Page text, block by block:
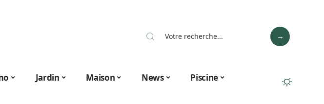
Jardin Maison News
Piscine